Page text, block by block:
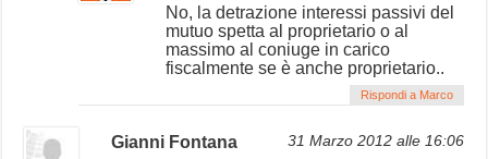
No, la detrazione interessi passivi del
mutuo spetta al proprietario o al
massimo al coniuge in carico
fiscalmente se è anche proprietario..
Rispondi a Marco
Gianni Fontana 31 Marzo 2012 alle 16:06